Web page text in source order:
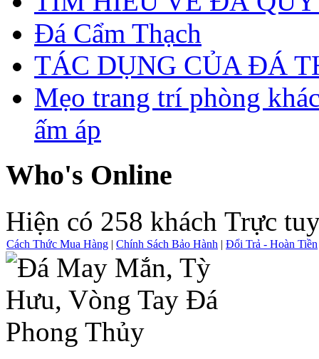
Đá Cẩm Thạch
TÁC DỤNG CỦA ĐÁ
Mẹo trang trí phòng
ấm áp
Who's Online
Hiện có 258 khách Trực
Cách Thức Mua Hàng | Chính Sách Bảo Hành | Đổi Trả - Hoàn Tiền